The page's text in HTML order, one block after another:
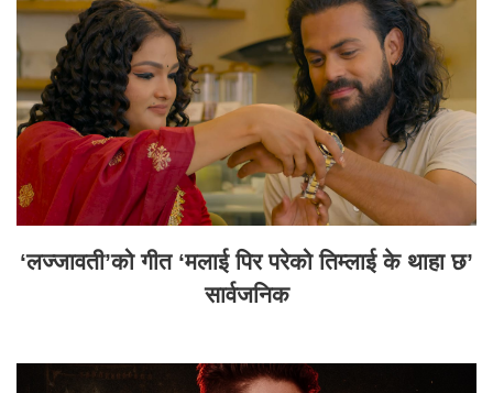
‘लज्जावती’को गीत ‘मलाई पिर परेको तिम्लाई के थाहा छ’
सार्वजनिक